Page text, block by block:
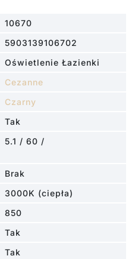
10670
5903139106702
Oświetlenie Łazienki
Cezanne
Czarny
Tak
5.1 / 60 /
Brak
3000K (ciepła)
850
Tak
Tak